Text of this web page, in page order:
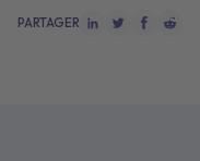
PARTAGER